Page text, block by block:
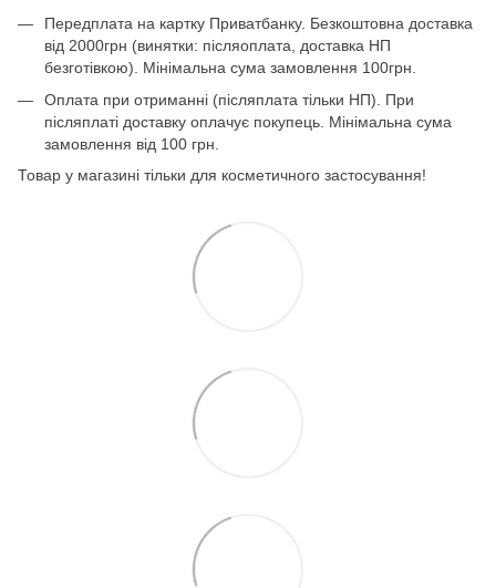
Передплата на картку Приватбанку. Безкоштовна доставка
від 2000грн (винятки: післяоплата, доставка НП
безготівкою). Мінімальна сума замовлення 100грн.
Оплата при отриманні (післяплата тільки НП). При
післяплаті доставку оплачує покупець. Мінімальна сума
замовлення від 100 грн.
Товар у магазині тільки для косметичного застосування!